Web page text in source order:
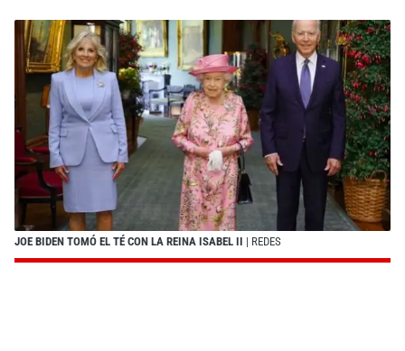
JOE BIDEN TOMÓ EL TÉ CON LA REINA ISABEL II | REDES